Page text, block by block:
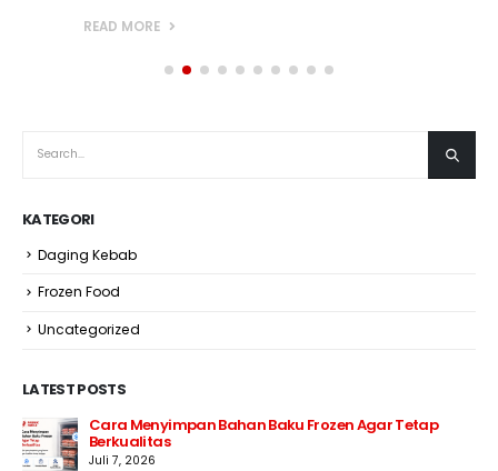
READ MORE
KATEGORI
Daging Kebab
Frozen Food
Uncategorized
LATEST POSTS
Cara Menyimpan Bahan Baku Frozen Agar Tetap
Berkualitas
Juli 7, 2026